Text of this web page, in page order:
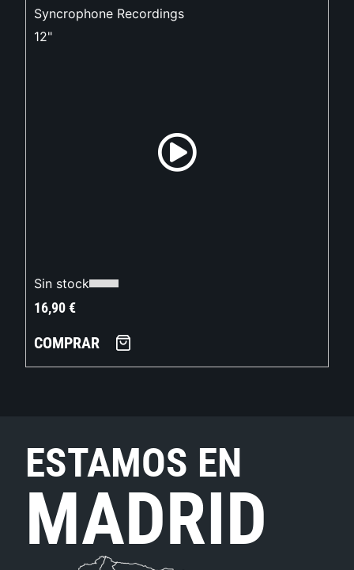
Syncrophone Recordings
12"
Sin stock
16,90€
COMPRAR
ESTAMOS EN
MADRID